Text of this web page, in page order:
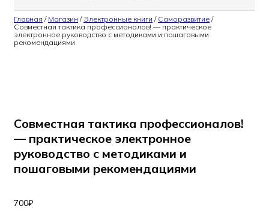
Главная / Магазин / Электронные книги / Саморазвитие /
Совместная тактика профессионалов! — практическое
электронное руководство с методиками и пошаговыми
рекомендациями
Совместная тактика профессионалов!
— практическое электронное
руководство с методиками и
пошаговыми рекомендациями
700₽